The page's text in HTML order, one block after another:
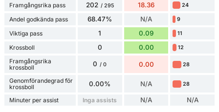
Framgångsrika pass 202 / 295 18.36 24
Andel godkända pass 68.47% N/A 9
Viktiga pass 1 0.09 11
Krossboll 0 0.00 12
Framgångsrika
krossboll
0 / 0 0.00 28
Genomförandegrad för
krossboll
0.00% N/A 28
Minuter per assist Inga assists N/A N/A